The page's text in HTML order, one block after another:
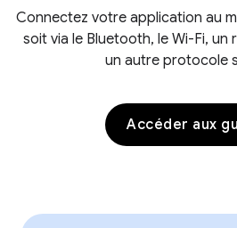
Connectez votre application au
soit via le Bluetooth, le Wi-Fi, un
un autre protocole
Accéder aux